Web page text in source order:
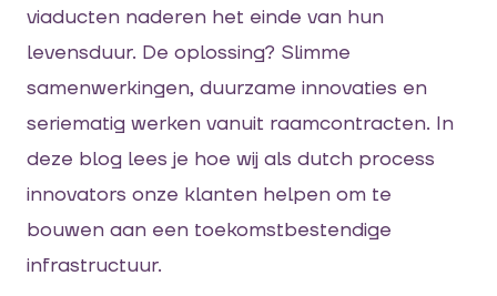
viaducten naderen het einde van hun
levensduur. De oplossing? Slimme
samenwerkingen, duurzame innovaties en
seriematig werken vanuit raamcontracten. In
deze blog lees je hoe wij als dutch process
innovators onze klanten helpen om te
bouwen aan een toekomstbestendige
infrastructuur.